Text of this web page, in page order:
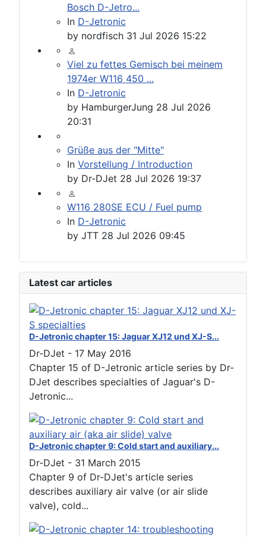
Bosch D-Jetro...
In D-Jetronic
by nordfisch 31 Jul 2026 15:22
Viel zu fettes Gemisch bei meinem
1974er W116 450 ...
In D-Jetronic
by HamburgerJung 28 Jul 2026
20:31
Grüße aus der "Mitte"
In Vorstellung / Introduction
by Dr-DJet 28 Jul 2026 19:37
W116 280SE ECU / Fuel pump
In D-Jetronic
by JTT 28 Jul 2026 09:45
Latest car articles
D-Jetronic chapter 15: Jaguar XJ12 und XJ-S...
Dr-DJet - 17 May 2016
Chapter 15 of D-Jetronic article series by Dr-
DJet describes specialties of Jaguar's D-
Jetronic...
D-Jetronic chapter 9: Cold start and auxiliary...
Dr-DJet - 31 March 2015
Chapter 9 of Dr-DJet's article series
describes auxiliary air valve (or air slide
valve), cold...